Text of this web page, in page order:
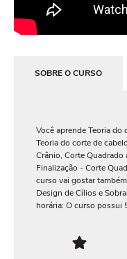
SOBRE O CURSO
Você aprende Teoria
Teoria do corte de
Crânio, Corte Quadrado
Finalização - Corte
curso vai gostar
Design de Cílios e
horária: O curso possui